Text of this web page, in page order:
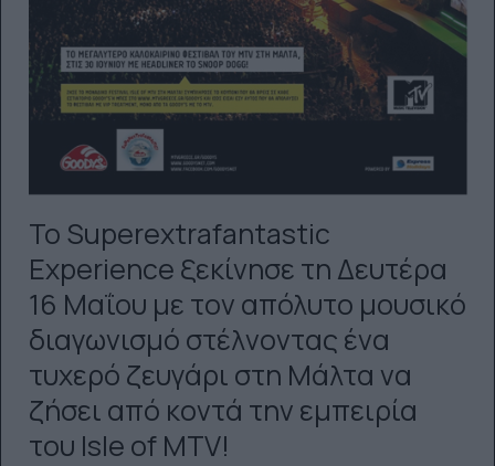
Το Superextrafantastic
Experience ξεκίνησε τη Δευτέρα
16 Μαΐου με τον απόλυτο μουσικό
διαγωνισμό στέλνοντας ένα
τυχερό ζευγάρι στη Μάλτα να
ζήσει από κοντά την εμπειρία
του Isle of MTV!